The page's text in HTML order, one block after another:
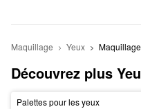
Maquillage Yeux
Découvrez plus
Palettes pour les yeux